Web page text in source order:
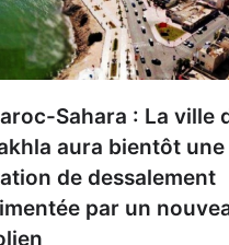
Sahara : La ville
aura bientôt une
de dessalement
par un